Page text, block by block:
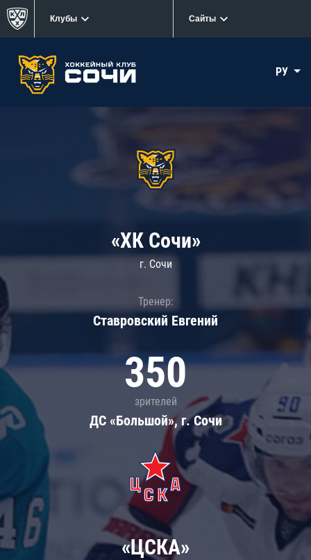
Клубы Сайты
РУ
«ХК Сочи»
г. Сочи
Тренер:
Ставровский Евгений
350
зрителей
ДС «Большой», г. Сочи
«ЦСКА»